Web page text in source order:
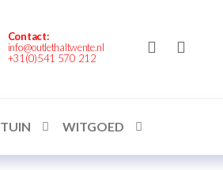
Contact:
info@outlethaltwente.nl
+31(0)541 570 212
TUIN WITGOED